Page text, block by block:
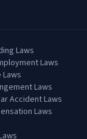
Laws
Laws
Laws
Accident Laws
Laws